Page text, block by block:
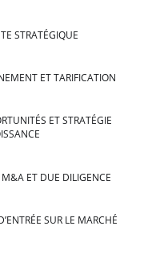
STRATÉGIQUE
ET TARIFICATION
ET STRATÉGIE
M&A ET DUE DILIGENCE
SUR LE MARCHÉ